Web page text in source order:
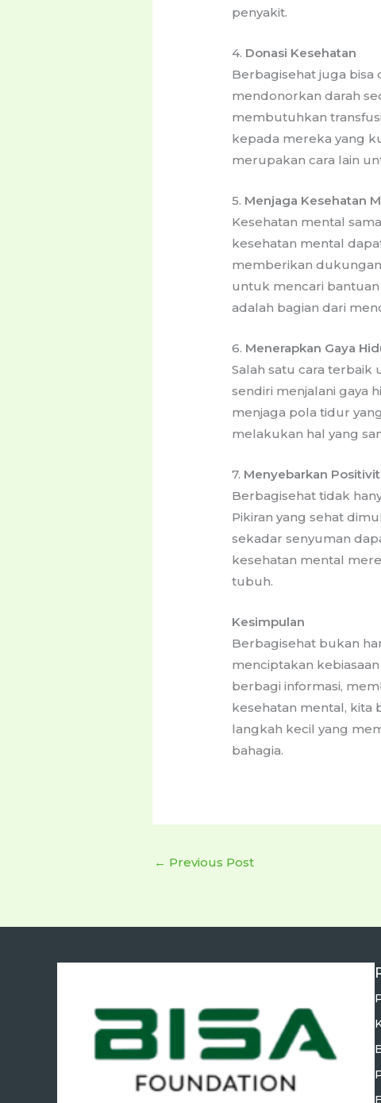
penyakit.
4. Donasi Kesehatan
Berbagisehat juga bisa
mendonorkan darah
membutuhkan
kepada mereka yang
merupakan cara lain
5. Menjaga Kesehatan
Kesehatan mental
kesehatan mental
memberikan
untuk mencari
adalah bagian dari
6. Menerapkan Gaya
Salah satu cara terbaik
sendiri menjalani gaya
menjaga pola tidur
melakukan hal yang
7. Menyebarkan
Berbagisehat tidak
Pikiran yang sehat
sekadar senyuman
kesehatan mental
tubuh.
Kesimpulan
Berbagisehat bukan
menciptakan
berbagi informasi,
kesehatan mental, kita
langkah kecil yang
bahagia.
← Previous Post